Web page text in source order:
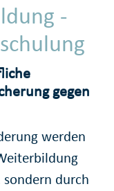
-
gegen
werden
durch